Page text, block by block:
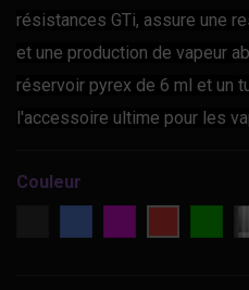
résistances GTi, assure une
et une production de vapeur
réservoir pyrex de 6 ml et un
l'accessoire ultime pour les
Couleur